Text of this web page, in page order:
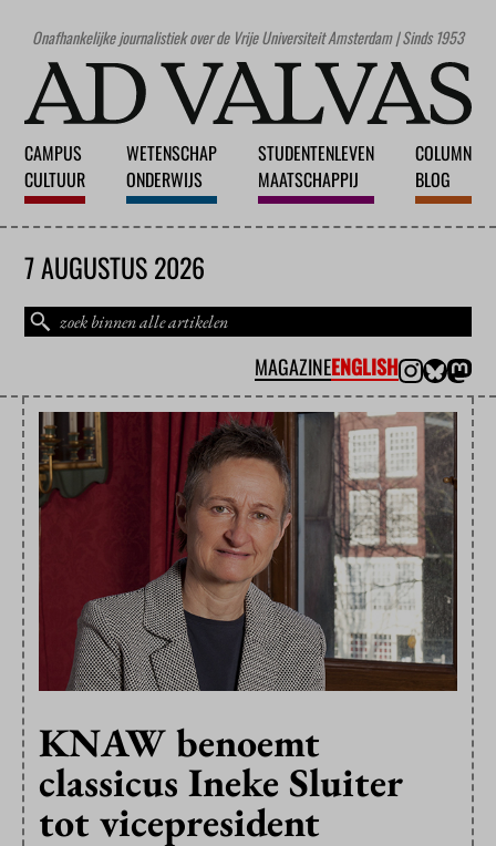
Onafhankelijke journalistiek over de Vrije Universiteit Amsterdam | Sinds 1953
CAMPUS
CULTUUR
WETENSCHAP
ONDERWIJS
STUDENTENLEVEN
MAATSCHAPPIJ
COLUMN
BLOG
7 AUGUSTUS 2026
MAGAZINEENGLISH
KNAW benoemt
classicus Ineke Sluiter
tot vicepresident